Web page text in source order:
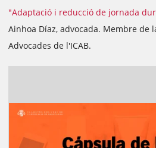
"Adaptació i reducció de jornada
Ainhoa Díaz, advocada. Membre de
Advocades de l'ICAB.